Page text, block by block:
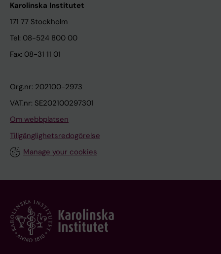
Karolinska Institutet
171 77 Stockholm
Tel: 08-524 800 00
Fax: 08-31 11 01
Org.nr: 202100-2973
VAT.nr: SE202100297301
Om webbplatsen
Tillgänglighetsredogörelse
Manage your cookies